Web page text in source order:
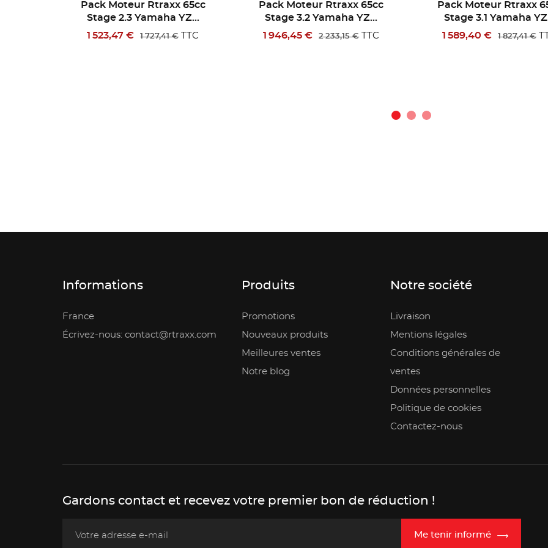
Pack Moteur Rtraxx 65cc
Stage 3.2 Yamaha YZ...
1 946,45 €
2 233,15 € TTC
Pack Moteur Rtraxx 65cc
Stage 3.1 Yamaha YZ...
1 589,40 €
1 827,41 €TTC
Pack Moteur Rtraxx
Stage 3.2 Yamaha
2 289,18 €
2 693,15 €
Informations
France
Écrivez-nous: contact@rtraxx.com
Produits
Promotions
Nouveaux produits
Meilleures ventes
Notre blog
Notre société
Livraison
Mentions légales
Conditions générales de
ventes
Données personnelles
Politique de cookies
Contactez-nous
Gardons contact et recevez votre premier bon de réduction !
Me tenir informé